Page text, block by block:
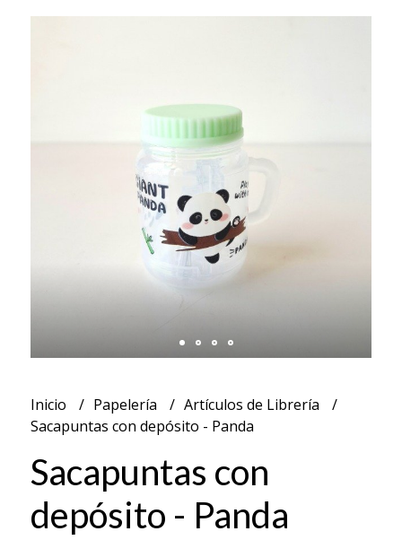
Inicio Papelería
Artículos de Librería
Sacapuntas con depósito - Panda
Sacapuntas con
depósito - Panda